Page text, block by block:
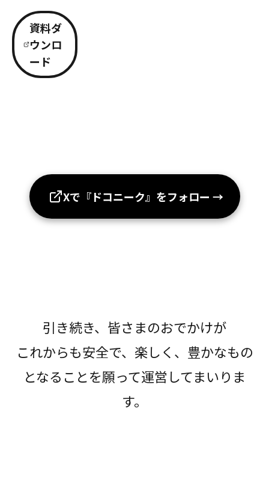
資料ダ
ウンロ
ード
Xで『ドコニーク』をフォロー →
引き続き、皆さまのおでかけが
これからも安全で、楽しく、豊かなもの
となることを願って運営してまいりま
す。